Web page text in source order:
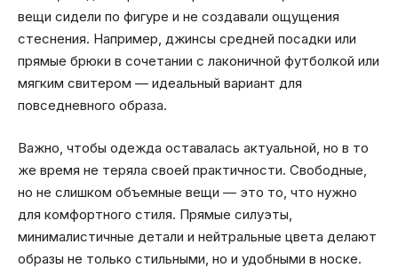
вещи сидели по фигуре и не создавали ощущения
стеснения. Например, джинсы средней посадки или
прямые брюки в сочетании с лаконичной футболкой или
мягким свитером — идеальный вариант для
повседневного образа.
Важно, чтобы одежда оставалась актуальной, но в то
же время не теряла своей практичности. Свободные,
но не слишком объемные вещи — это то, что нужно
для комфортного стиля. Прямые силуэты,
минималистичные детали и нейтральные цвета делают
образы не только стильными, но и удобными в носке.